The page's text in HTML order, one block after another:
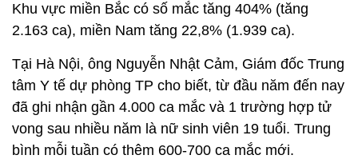
Khu vực miền Bắc có số mắc tăng 404% (tăng
2.163 ca), miền Nam tăng 22,8% (1.939 ca).
Tại Hà Nội, ông Nguyễn Nhật Cảm, Giám đốc Trung
tâm Y tế dự phòng TP cho biết, từ đầu năm đến nay
đã ghi nhận gần 4.000 ca mắc và 1 trường hợp tử
vong sau nhiều năm là nữ sinh viên 19 tuổi. Trung
bình mỗi tuần có thêm 600-700 ca mắc mới.